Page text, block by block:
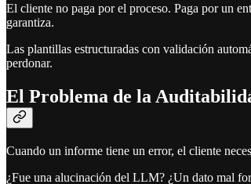
El cliente no paga por el proceso. Paga por un
garantiza.
Las plantillas estructuradas con validación
perdonar.
El Problema de la
Cuando un informe tiene un error, el cliente
¿Fue una alucinación del LLM? ¿Un dato mal